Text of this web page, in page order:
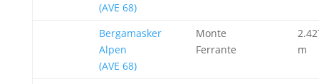
(AVE 68)
Bergamasker
Alpen
(AVE 68)
Monte
Ferrante
m